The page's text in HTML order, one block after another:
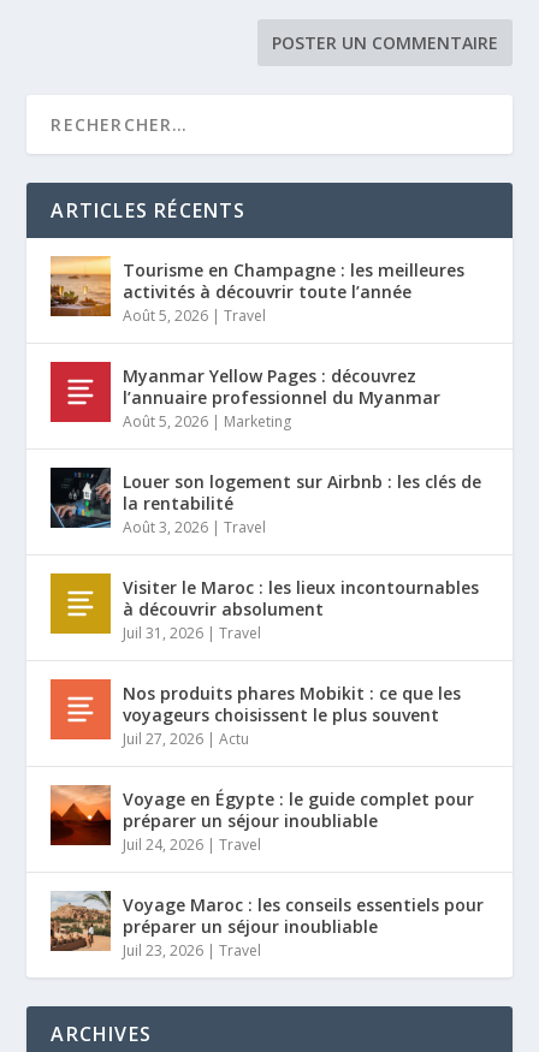
ARTICLES RÉCENTS
Tourisme en Champagne : les meilleures
activités à découvrir toute l’année
Août 5, 2026 |Travel
Myanmar Yellow Pages : découvrez
l’annuaire professionnel du Myanmar
Août 5, 2026 | Marketing
Louer son logement sur Airbnb : les clés de
la rentabilité
Août 3, 2026 |Travel
Visiter le Maroc : les lieux incontournables
à découvrir absolument
Juil 31, 2026 |Travel
Nos produits phares Mobikit : ce que les
voyageurs choisissent le plus souvent
Juil 27, 2026 |Actu
Voyage en Égypte : le guide complet pour
préparer un séjour inoubliable
Juil 24, 2026 |Travel
Voyage Maroc : les conseils essentiels pour
préparer un séjour inoubliable
Juil 23, 2026 |Travel
ARCHIVES